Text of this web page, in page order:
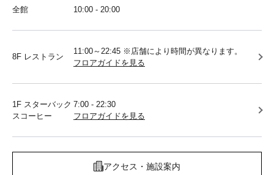
全館 10:00 - 20:00
8F レストラン
11:00～22:45 ※店舗により時間が異なります。
フロアガイドを見る
1F スターバック
スコーヒー
7:00 - 22:30
フロアガイドを見る
アクセス・施設案内